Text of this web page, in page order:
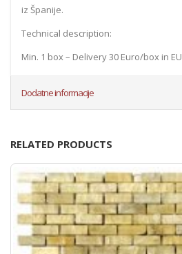
iz Španije.
Technical description:
Min. 1 box – Delivery 30 Euro/box in EU
Dodatne informacije
RELATED PRODUCTS